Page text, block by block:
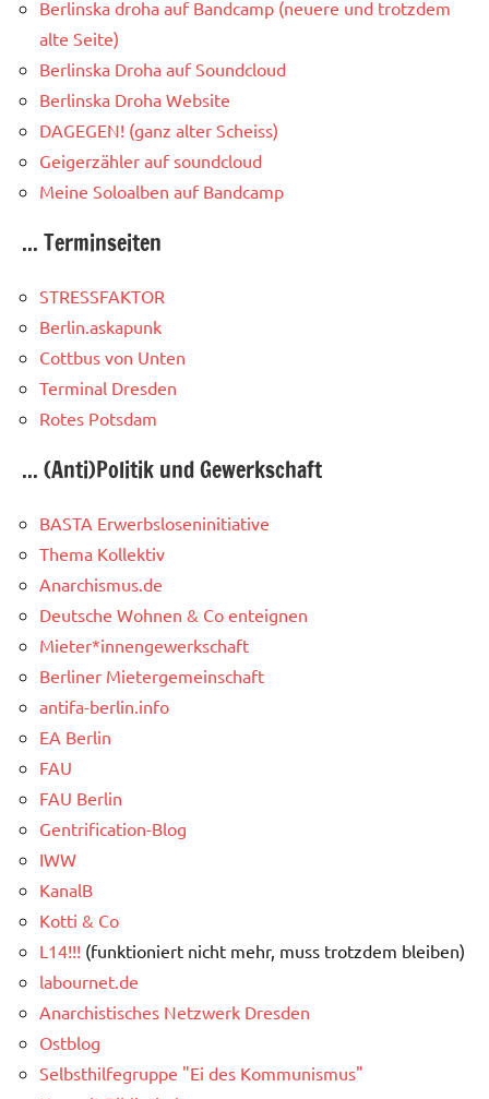
Berlinska droha auf Bandcamp (neuere und trotzdem
alte Seite)
Berlinska Droha auf Soundcloud
Berlinska Droha Website
DAGEGEN! (ganz alter Scheiss)
Geigerzähler auf soundcloud
Meine Soloalben auf Bandcamp
... Terminseiten
STRESSFAKTOR
Berlin.askapunk
Cottbus von Unten
Terminal Dresden
Rotes Potsdam
... (Anti)Politik und Gewerkschaft
BASTA Erwerbsloseninitiative
Thema Kollektiv
Anarchismus.de
Deutsche Wohnen & Co enteignen
Mieter*innengewerkschaft
Berliner Mietergemeinschaft
antifa-berlin.info
EA Berlin
FAU
FAU Berlin
Gentrification-Blog
IWW
KanalB
Kotti & Co
L14!!! (funktioniert nicht mehr, muss trotzdem bleiben)
labournet.de
Anarchistisches Netzwerk Dresden
Ostblog
Selbsthilfegruppe "Ei des Kommunismus"